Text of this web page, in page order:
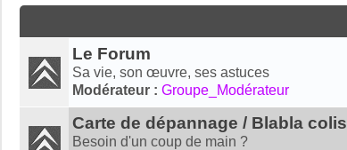
Le Forum
Sa vie, son œuvre, ses astuces
Modérateur : Groupe_Modérateur
Carte de dépannage / Blabla colis
Besoin d'un coup de main ?